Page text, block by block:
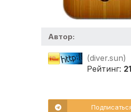
Автор:
(diver.sun)
Рейтинг: 21